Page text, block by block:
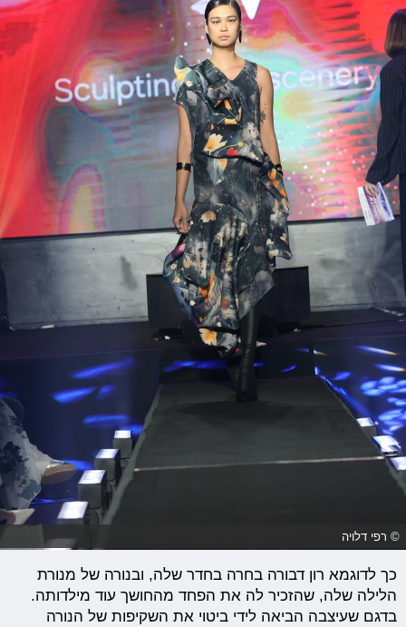
© רפי דלויה
כך לדוגמא רון דבורה בחרה בחדר שלה, ובנורה של מנורת
הלילה שלה, שהזכיר לה את הפחד מהחושך עוד מילדותה.
בדגם שעיצבה הביאה לידי ביטוי את השקיפות של הנורה